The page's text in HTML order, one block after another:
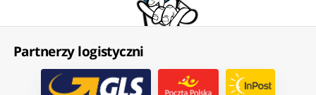
Partnerzy logistyczni